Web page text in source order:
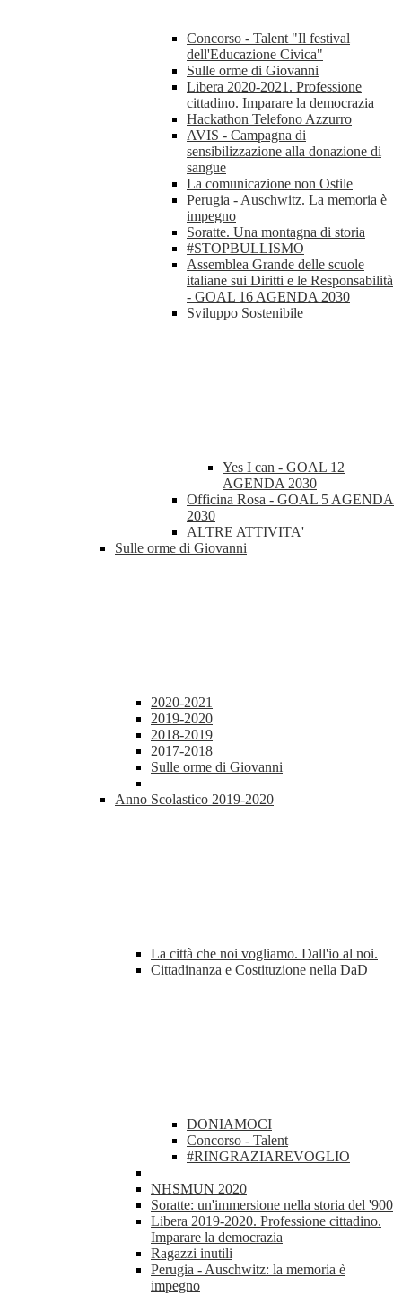
Concorso - Talent "Il festival
dell'Educazione Civica"
Sulle orme di Giovanni
Libera 2020-2021. Professione
cittadino. Imparare la democrazia
Hackathon Telefono Azzurro
AVIS - Campagna di
sensibilizzazione alla donazione di
sangue
La comunicazione non Ostile
Perugia - Auschwitz. La memoria è
impegno
Soratte. Una montagna di storia
#STOPBULLISMO
Assemblea Grande delle scuole
italiane sui Diritti e le Responsabilità
- GOAL 16 AGENDA 2030
Sviluppo Sostenibile
Yes I can - GOAL 12
AGENDA 2030
Officina Rosa - GOAL 5 AGENDA
2030
ALTRE ATTIVITA'
Sulle orme di Giovanni
2020-2021
2019-2020
2018-2019
2017-2018
Sulle orme di Giovanni
Anno Scolastico 2019-2020
La città che noi vogliamo. Dall'io al noi.
Cittadinanza e Costituzione nella DaD
DONIAMOCI
Concorso - Talent
#RINGRAZIAREVOGLIO
NHSMUN 2020
Soratte: un'immersione nella storia del '900
Libera 2019-2020. Professione cittadino.
Imparare la democrazia
Ragazzi inutili
Perugia - Auschwitz: la memoria è
impegno